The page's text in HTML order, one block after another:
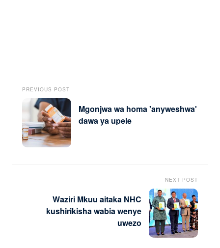
PREVIOUS POST
Mgonjwa wa homa 'anyweshwa'
dawa ya upele
NEXT POST
Waziri Mkuu aitaka NHC
kushirikisha wabia wenye
uwezo